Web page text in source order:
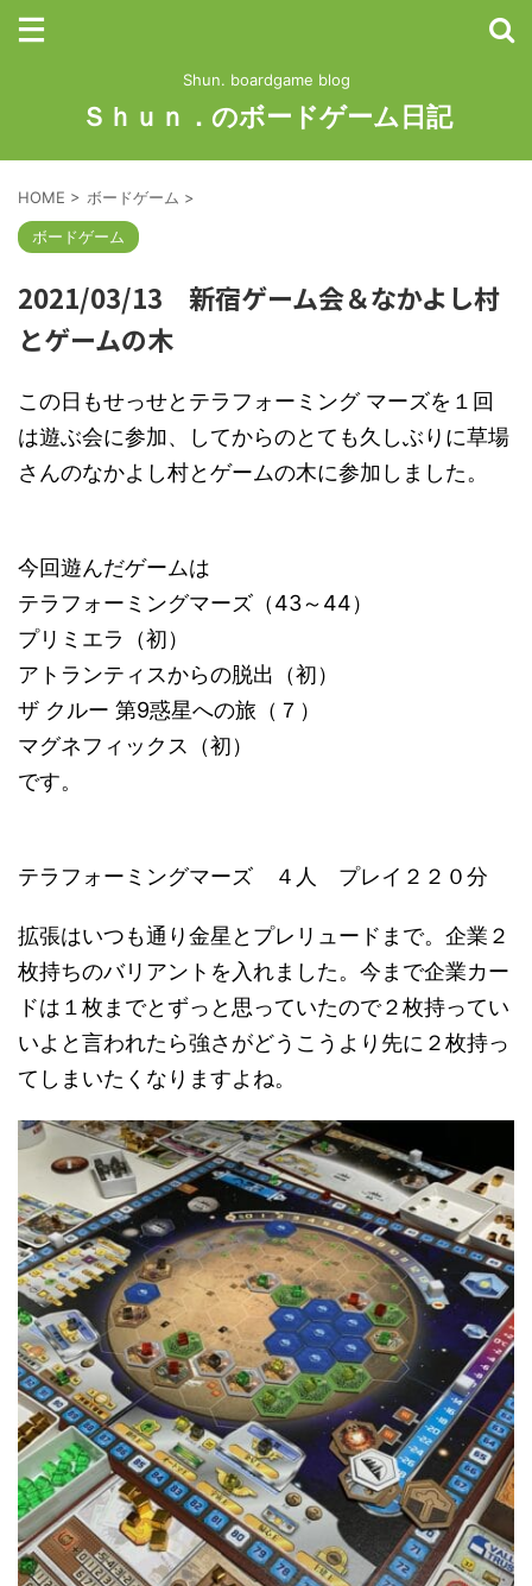
Shun. boardgame blog
Ｓｈｕｎ．のボードゲーム日記
HOME > ボードゲーム >
ボードゲーム
2021/03/13 新宿ゲーム会＆なかよし村
とゲームの木
この日もせっせとテラフォーミング マーズを１回
は遊ぶ会に参加、してからのとても久しぶりに草場
さんのなかよし村とゲームの木に参加しました。
今回遊んだゲームは
テラフォーミングマーズ（43～44）
プリミエラ（初）
アトランティスからの脱出（初）
ザ クルー 第9惑星への旅（７）
マグネフィックス（初）
です。
テラフォーミングマーズ ４人 プレイ２２０分
拡張はいつも通り金星とプレリュードまで。企業２
枚持ちのバリアントを入れました。今まで企業カー
ドは１枚までとずっと思っていたので２枚持ってい
いよと言われたら強さがどうこうより先に２枚持っ
てしまいたくなりますよね。